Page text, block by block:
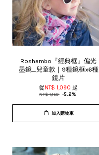
Roshambo『經典框』偏光
墨鏡_兒童款｜9種鏡框x6種
鏡片
從 NT$ 1,090起
NT$ 1,150 -5.2%
加入購物車